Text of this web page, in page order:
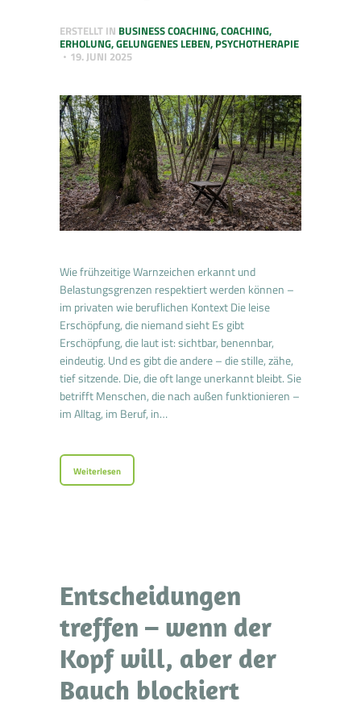
ERSTELLT IN BUSINESS COACHING,COACHING,
ERHOLUNG,GELUNGENES LEBEN, PSYCHOTHERAPIE
19. JUNI 2025
Wie frühzeitige Warnzeichen erkannt und
Belastungsgrenzen respektiert werden können –
im privaten wie beruflichen Kontext Die leise
Erschöpfung, die niemand sieht Es gibt
Erschöpfung, die laut ist: sichtbar, benennbar,
eindeutig. Und es gibt die andere – die stille, zähe,
tief sitzende. Die, die oft lange unerkannt bleibt. Sie
betrifft Menschen, die nach außen funktionieren –
im Alltag, im Beruf, in…
Weiterlesen
Entscheidungen
treffen – wenn der
Kopf will, aber der
Bauch blockiert